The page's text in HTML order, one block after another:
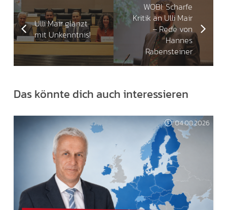
Ulli Mair glänzt
mit Unkenntnis!
WOBI: Scharfe
Kritik an Ulli Mair
– Rede von
Hannes
Rabensteiner
Das könnte dich auch interessieren
04.08.2026